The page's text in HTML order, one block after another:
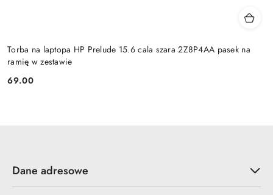
Torba na laptopa HP Prelude 15.6 cala szara 2Z8P4AA pasek na
ramię w zestawie
Cena:
69.00
Dane adresowe